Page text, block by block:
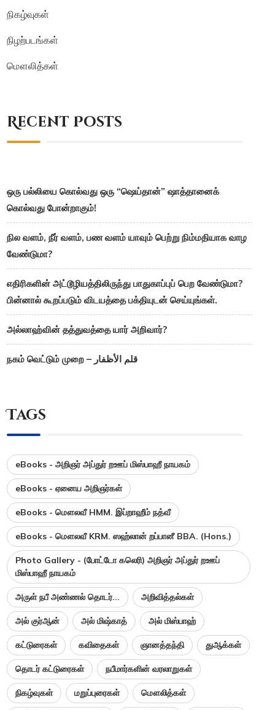
நிகழ்வுகள்
நிழற்படங்கள்
மௌலித்கள்
Recent Posts
ஒரு பல்லியை கொல்வது ஒரு “ஷெய்தான்” ஷாத்தானைக்
கொல்வது போன்றாகும்!
நில வளம், நீர் வளம், பண வளம் யாவும் பெற்று நிம்மதியாக வாழ
வேண்டுமா?
எதிரிகளின் அட்டூழியத்திலிருந்து பாதுகாப்புப் பெற வேண்டுமா?
பின்னால் கூறப்படும் விடயத்தை பக்தியுடன் செய்யுங்கள்.
அல்லாஹ்வின் தத்துவத்தை யார் அறிவார்?
நகம் வெட்டும் முறை – قلم الأظفار
Tags
eBooks - அறிஞர் அப்துர் றஊப் மிஸ்பாஹீ நாயகம்
eBooks - ஏனைய அறிஞர்கள்
eBooks - மௌலவீ HMM. இப்றாஹீம் நத்வீ
eBooks - மௌலவீ KRM. ஸஹ்லான் றப்பானீ BBA. (Hons.)
Photo Gallery - (போட்டோ கலெரி) அறிஞர் அப்துர் றஊப்
மிஸ்பாஹீ நாயகம்
அருள் நபீ அண்ணல் தொடர்... அறிவித்தல்கள்
அல் குர்ஆன் அல் மிஷ்காத் அல் மிஸ்பாஹ்
கட்டுரைகள் கவிதைகள் ஞானத்தந்தி துஆக்கள்
தொடர் கட்டுரைகள் நபீமார்களின் வரலாறுகள்
நிகழ்வுகள் மறுப்புரைகள் மௌலித்கள்